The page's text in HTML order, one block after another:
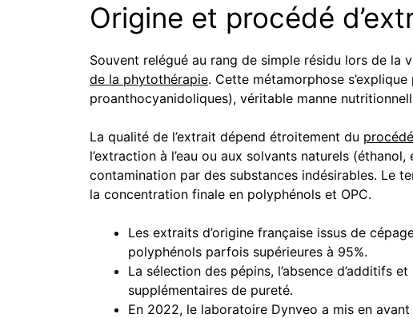
Origine et procédé
Souvent relégué au rang de simple résidu lors de la
de la phytothérapie. Cette métamorphose
proanthocyanidoliques), véritable manne
La qualité de l’extrait dépend étroitement du
l’extraction à l’eau ou aux solvants naturels
contamination par des substances indésirables. Le
la concentration finale en polyphénols et OPC.
Les extraits d’origine française issus de
polyphénols parfois supérieures à 95%.
La sélection des pépins, l’absence d’additifs
supplémentaires de pureté.
En 2022, le laboratoire Dynveo a mis en